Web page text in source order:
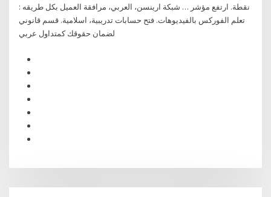
نقطة. ارتفع مؤشر … شبكة ارينسن، العربي، مرافقة العميل بكل طريقه :
تعلم الفوركس بالفيديوهات. فتح حسابات تدريبية، اسلامية. قسم قانوني
لضمان حقوقك كمتداول عربي